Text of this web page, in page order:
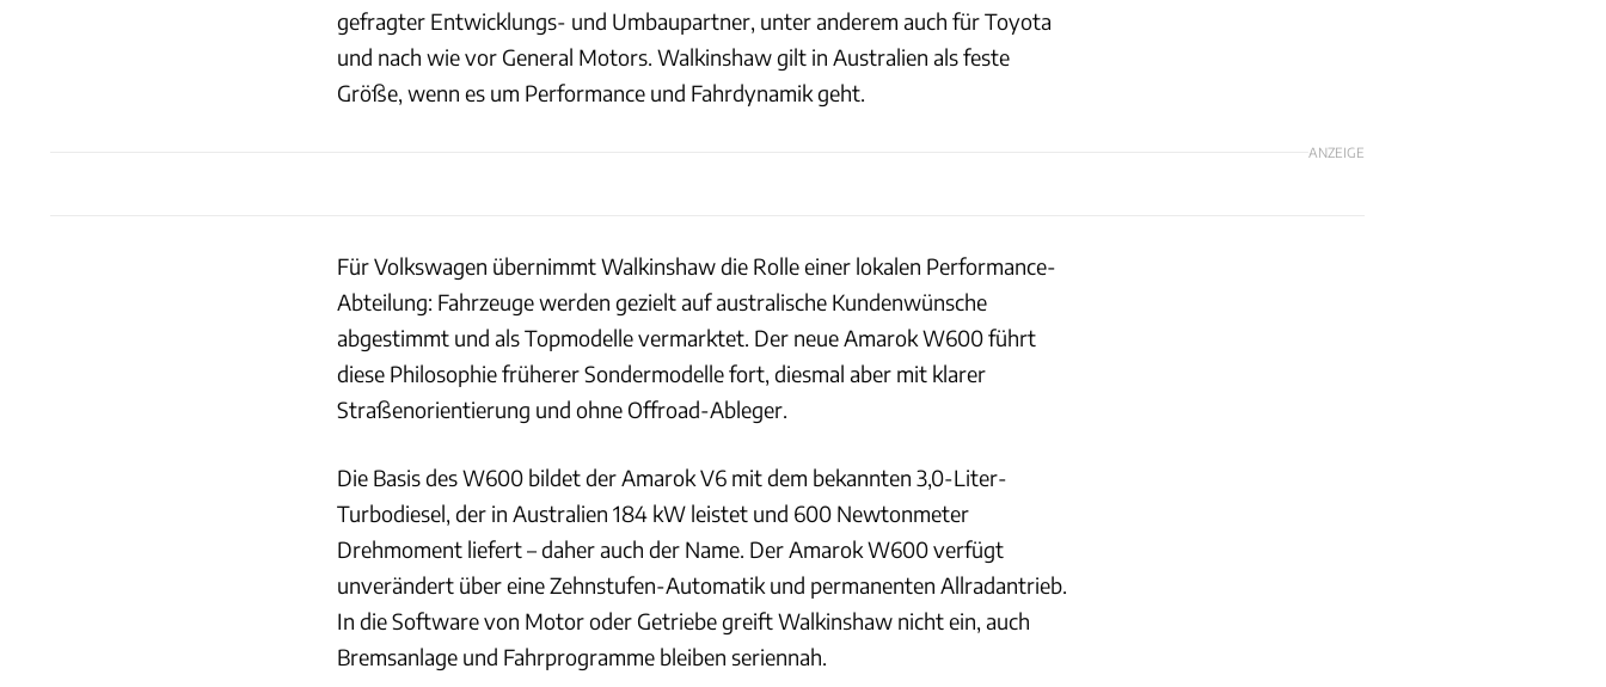
gefragter Entwicklungs- und Umbaupartner, unter anderem auch für Toyota
und nach wie vor General Motors. Walkinshaw gilt in Australien als feste
Größe, wenn es um Performance und Fahrdynamik geht.
ANZEIGE
Für Volkswagen übernimmt Walkinshaw die Rolle einer lokalen Performance-
Abteilung: Fahrzeuge werden gezielt auf australische Kundenwünsche
abgestimmt und als Topmodelle vermarktet. Der neue Amarok W600 führt
diese Philosophie früherer Sondermodelle fort, diesmal aber mit klarer
Straßenorientierung und ohne Offroad-Ableger.
Die Basis des W600 bildet der Amarok V6 mit dem bekannten 3,0-Liter-
Turbodiesel, der in Australien 184 kW leistet und 600 Newtonmeter
Drehmoment liefert – daher auch der Name. Der Amarok W600 verfügt
unverändert über eine Zehnstufen-Automatik und permanenten Allradantrieb.
In die Software von Motor oder Getriebe greift Walkinshaw nicht ein, auch
Bremsanlage und Fahrprogramme bleiben seriennah.